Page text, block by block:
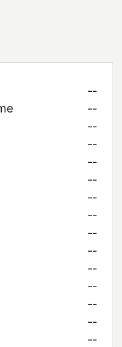
--
--
--
--
--
--
--
--
--
--
--
--
--
--
--